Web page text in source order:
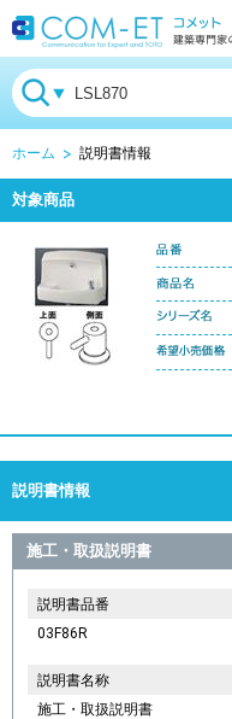
ホーム 説明書情報
対象商品
説明書情報
施工・取扱説明書
説明書品番
03F86R
説明書名称
施工・取扱説明書